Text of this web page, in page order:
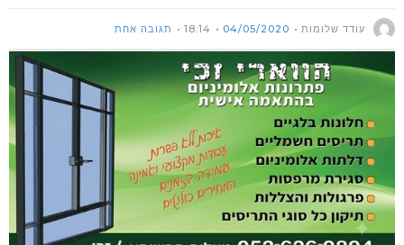
עודד שלומות 04/05/2020
18:14 תגובה אחת